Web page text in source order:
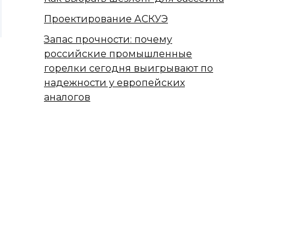
Проектирование АСКУЭ
Запас прочности: почему
российские промышленные
горелки сегодня выигрывают по
надежности у европейских
аналогов